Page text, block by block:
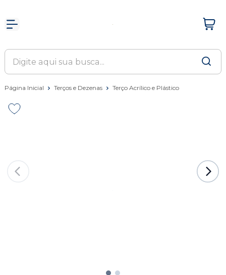
Página Inicial Terços e Dezenas Terço Acrílico e Plástico